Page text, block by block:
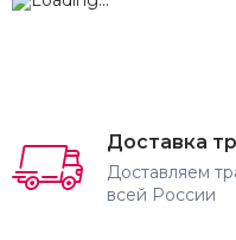
Доставка
Доставляем
всей России